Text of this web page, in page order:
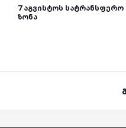
7 აგვისტოს სატრანსფერო
ზონა